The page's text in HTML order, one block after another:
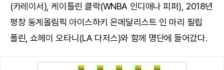
(카레이서), 케이틀린 클락(WNBA 인디애나 피퍼), 2018년
평창 동계올림픽 아이스하키 은메달리스트 인 마리 필립
폴린, 쇼헤이 오타니(LA 다저스)와 함께 명단에 들어갔다.